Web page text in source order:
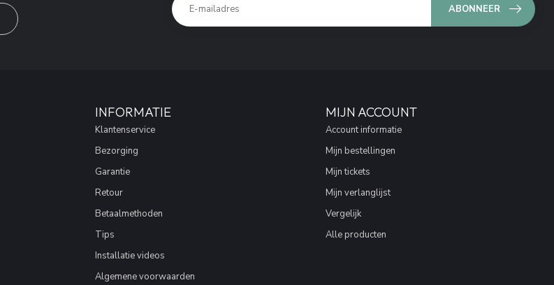
ABONNEER
INFORMATIE
Klantenservice
Bezorging
Garantie
Retour
Betaalmethoden
Tips
Installatie videos
Algemene voorwaarden
MIJN ACCOUNT
Account informatie
Mijn bestellingen
Mijn tickets
Mijn verlanglijst
Vergelijk
Alle producten